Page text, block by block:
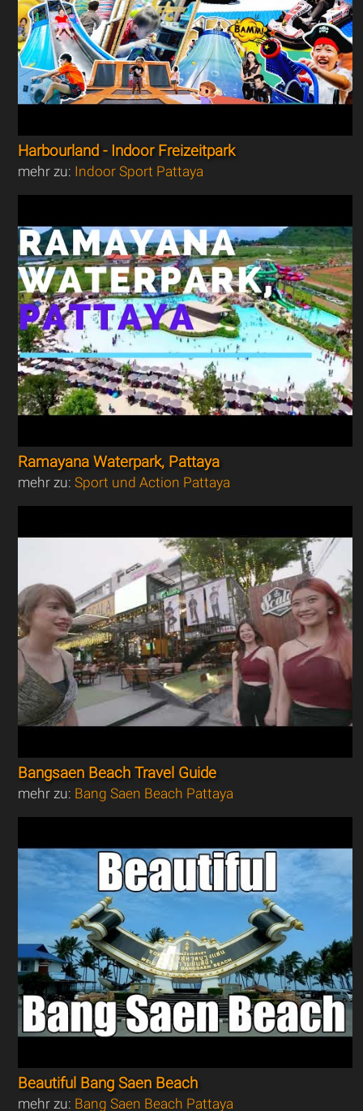
Harbourland - Indoor Freizeitpark
mehr zu: Indoor Sport Pattaya
Ramayana Waterpark, Pattaya
mehr zu:Sport und Action Pattaya
Bangsaen Beach Travel Guide
mehr zu: Bang Saen Beach Pattaya
Beautiful Bang Saen Beach
mehr zu: Bang Saen Beach Pattaya